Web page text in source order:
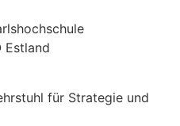
Estland
für Strategie und